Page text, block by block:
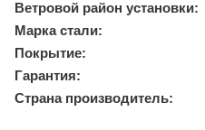
Ветровой район установки:
Марка стали:
Покрытие:
Гарантия:
Страна производитель: